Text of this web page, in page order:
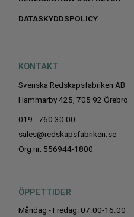
DATASKYDDSPOLICY
KONTAKT
Svenska Redskapsfabriken AB
Hammarby 425, 705 92 Örebro
019 - 760 30 00
sales@redskapsfabriken.se
Org nr: 556944-1800
ÖPPETTIDER
Måndag - Fredag: 07.00-16.00